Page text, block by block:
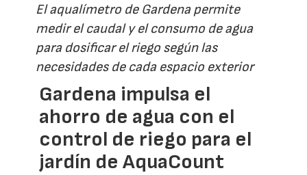
El aqualímetro de Gardena permite
medir el caudal y el consumo de agua
para dosificar el riego según las
necesidades de cada espacio exterior
Gardena impulsa el
ahorro de agua con el
control de riego para el
jardín de AquaCount